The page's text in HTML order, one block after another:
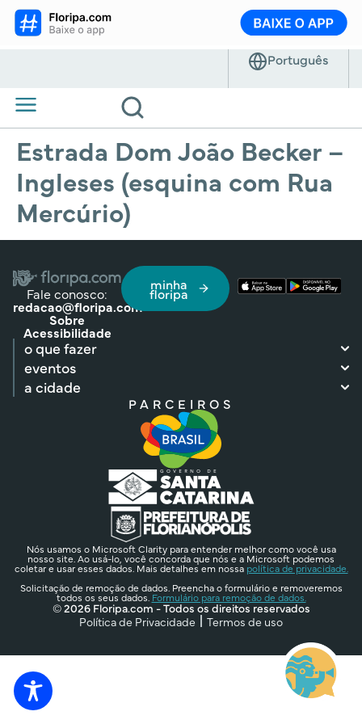
Estrada Dom João Becker –
Ingleses (esquina com Rua
Mercúrio)
Fale conosco:
redacao@floripa.com
Sobre
Acessibilidade
minha
floripa
o que fazer
eventos
a cidade
PARCEIROS
Nós usamos o Microsoft Clarity para entender melhor como você usa
nosso site. Ao usá-lo, você concorda que nós e a Microsoft podemos
coletar e usar esses dados. Mais detalhes em nossa política de privacidade.
Solicitação de remoção de dados. Preencha o formulário e removeremos
todos os seus dados. Formulário para remoção de dados.
© 2026 Floripa.com - Todos os direitos reservados
Política de Privacidade
Termos de uso